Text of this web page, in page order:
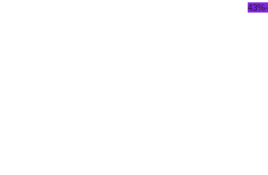
-43%